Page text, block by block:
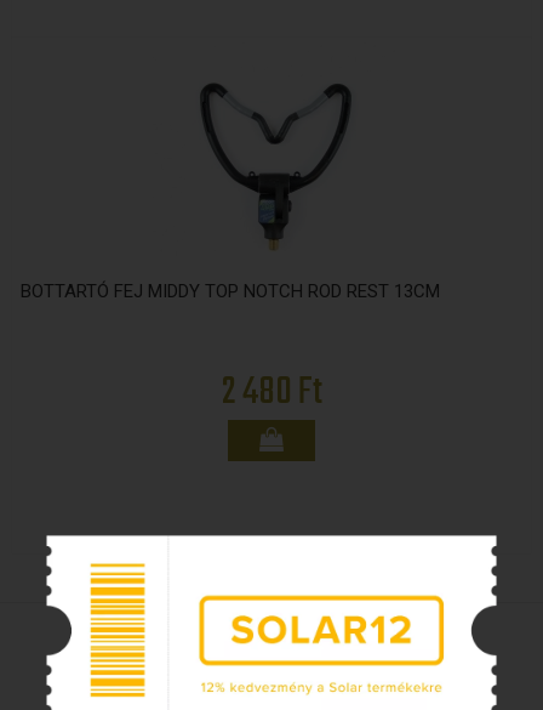
BOTTARTÓ FEJ MIDDY TOP NOTCH ROD REST 13CM
2 480 Ft
VÁSÁRLÁS